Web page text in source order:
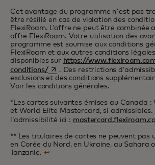
Cet avantage du programme n'est pas
être résilié en cas de violation des
FlexiRoam. L’offre ne peut être combinée
offre FlexiRoam. Votre utilisation des
programme est soumise aux conditions
FlexiRoam et aux autres conditions
disponibles sur https://
conditions/s’ouvre dans un nouvel onglet
. Des restrictions
exclusions et des conditions
Voir les conditions générales.
*Les cartes suivantes émises au Canada
et World Elite Mastercard, si admissibles.
l’admissibilité ici :
** Les titulaires de cartes ne peuvent pas
en Corée du Nord, en Ukraine, au Sahara
Tanzanie. ↩